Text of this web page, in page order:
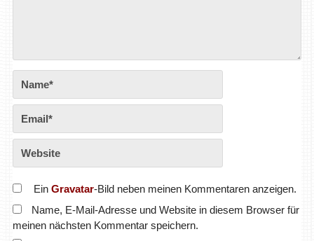
Ein Gravatar-Bild neben meinen Kommentaren anzeigen.
Name, E-Mail-Adresse und Website in diesem Browser für
meinen nächsten Kommentar speichern.